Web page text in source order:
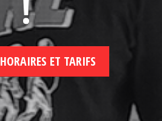
ET TARIFS